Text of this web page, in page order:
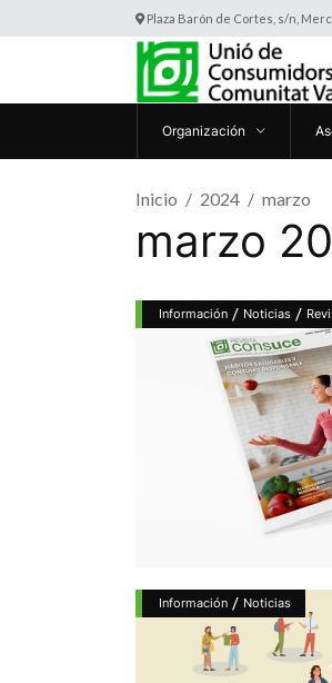
Plaza Barón de Cortes, s/n,
Organización
Inicio 2024 marzo
marzo
Información / Noticias /
Información / Noticias